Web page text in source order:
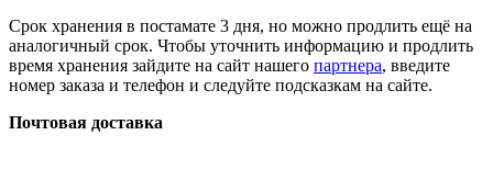
Срок хранения в постамате 3 дня, но можно продлить ещё на
аналогичный срок. Чтобы уточнить информацию и продлить
время хранения зайдите на сайт нашего партнера, введите
номер заказа и телефон и следуйте подсказкам на сайте.
Почтовая доставка